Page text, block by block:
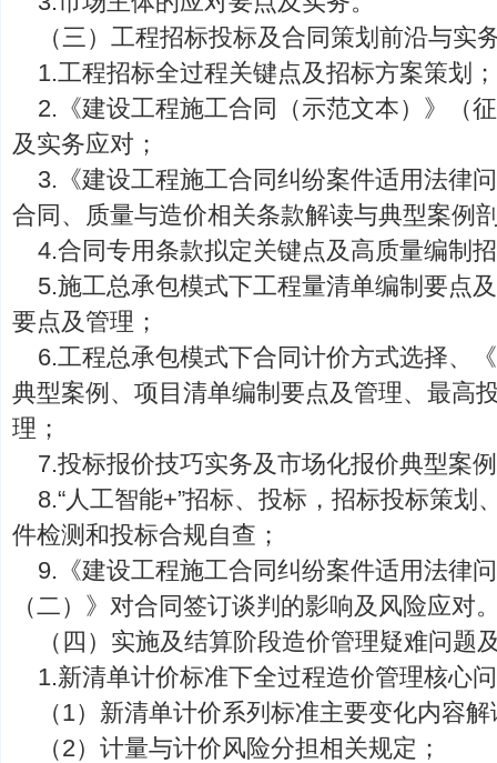
（三）工程招标投标及合同策划前沿与实
1.工程招标全过程关键点及招标方案策划；
2.《建设工程施工合同（示范文本）》（
及实务应对；
3.《建设工程施工合同纠纷案件适用法律
合同、质量与造价相关条款解读与典型案例
4.合同专用条款拟定关键点及高质量编制
5.施工总承包模式下工程量清单编制要点
要点及管理；
6.工程总承包模式下合同计价方式选择、
典型案例、项目清单编制要点及管理、最高
理；
7.投标报价技巧实务及市场化报价典型案
8.“人工智能+”招标、投标，招标投标策划
件检测和投标合规自查；
9.《建设工程施工合同纠纷案件适用法律
（二）》对合同签订谈判的影响及风险应对
（四）实施及结算阶段造价管理疑难问题
1.新清单计价标准下全过程造价管理核心
（1）新清单计价系列标准主要变化内容
（2）计量与计价风险分担相关规定；